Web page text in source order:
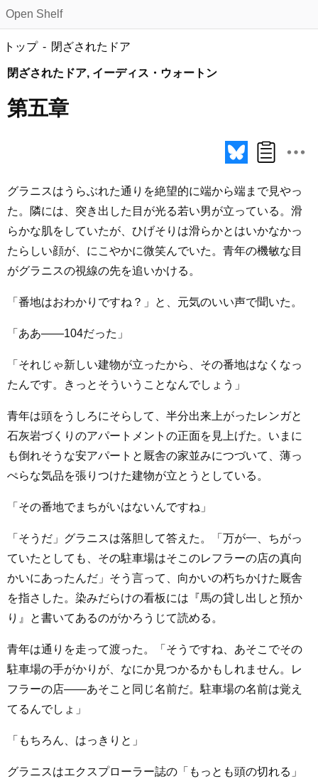
Open Shelf
トップ 閉ざされたドア
閉ざされたドア, イーディス・ウォートン
第五章
グラニスはうらぶれた通りを絶望的に端から端まで見やっ
た。隣には、突き出した目が光る若い男が立っている。滑
らかな肌をしていたが、ひげそりは滑らかとはいかなかっ
たらしい顔が、にこやかに微笑んでいた。青年の機敏な目
がグラニスの視線の先を追いかける。
「番地はおわかりですね？」と、元気のいい声で聞いた。
「ああ――104だった」
「それじゃ新しい建物が立ったから、その番地はなくなっ
たんです。きっとそういうことなんでしょう」
青年は頭をうしろにそらして、半分出来上がったレンガと
石灰岩づくりのアパートメントの正面を見上げた。いまに
も倒れそうな安アパートと厩舎の家並みにつづいて、薄っ
ぺらな気品を張りつけた建物が立とうとしている。
「その番地でまちがいはないんですね」
「そうだ」グラニスは落胆して答えた。「万が一、ちがっ
ていたとしても、その駐車場はそこのレフラーの店の真向
かいにあったんだ」そう言って、向かいの朽ちかけた厩舎
を指さした。染みだらけの看板には『馬の貸し出しと預か
り』と書いてあるのがかろうじて読める。
青年は通りを走って渡った。「そうですね、あそこでその
駐車場の手がかりが、なにか見つかるかもしれません。レ
フラーの店――あそこと同じ名前だ。駐車場の名前は覚え
てるんでしょ」
「もちろん、はっきりと」
グラニスはエクスプローラー誌の「もっとも頭の切れる」